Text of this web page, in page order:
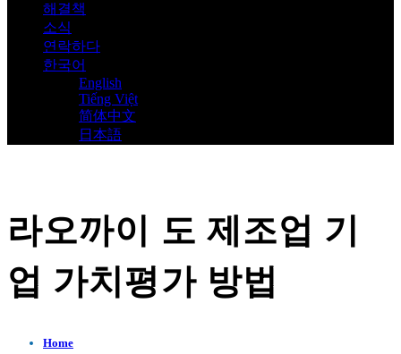
해결책
소식
연락하다
한국어
English
Tiếng Việt
简体中文
日本語
라오까이 도 제조업 기
업 가치평가 방법
Home